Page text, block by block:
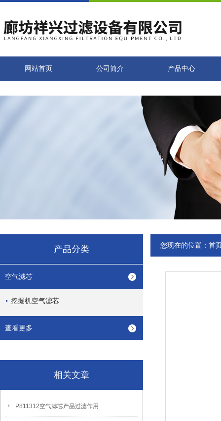
网站首页 公司简介 产品中心
产品分类
空气滤芯
挖掘机空气滤芯
查看更多
相关文章
P811312空气滤芯产品过滤作用
您现在的位置： 首